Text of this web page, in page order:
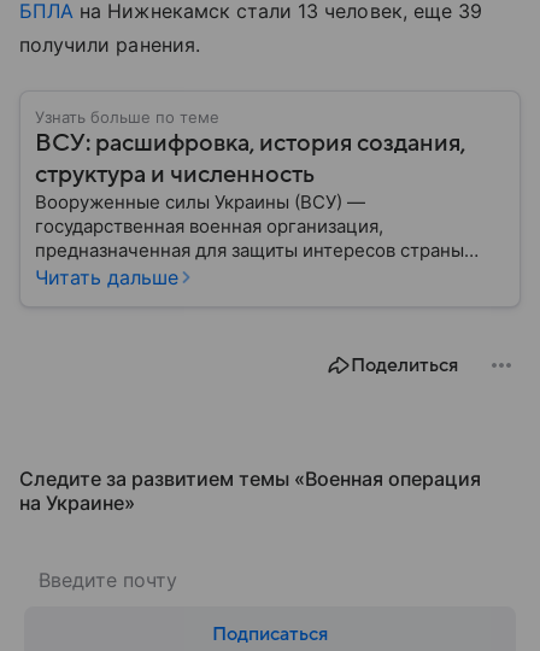
БПЛА на Нижнекамск стали 13 человек, еще 39
получили ранения.
Узнать больше по теме
ВСУ: расшифровка, история создания,
структура и численность
Вооруженные силы Украины (ВСУ) —
государственная военная организация,
предназначенная для защиты интересов страны
военным путем. Была создана после
Читать дальше
Поделиться
Следите за развитием темы «Военная операция
на Украине»
Подписаться